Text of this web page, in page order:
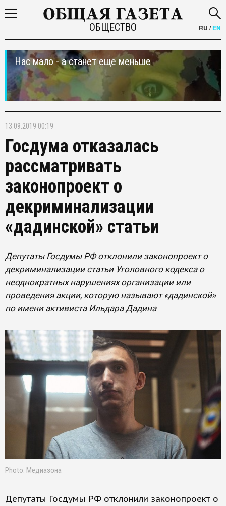
ОБЩЕСТВО RU /EN
Нас мало - а станет еще меньше
13.09.2019 00:19
Госдума отказалась
рассматривать
законопроект о
декриминализации
«дадинской» статьи
Депутаты Госдумы РФ отклонили законопроект о
декриминализации статьи Уголовного кодекса о
неоднократных нарушениях организации или
проведения акции, которую называют «дадинской»
по имени активиста Ильдара Дадина
Photo: Медиазона
Депутаты Госдумы РФ отклонили законопроект о